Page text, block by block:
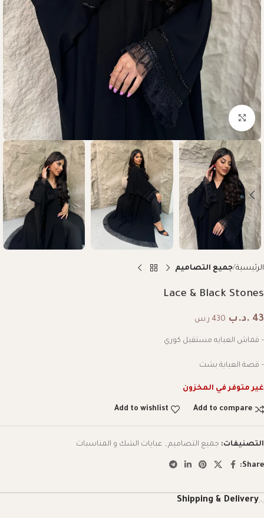
Click to enlarge
الرئيسية جميع التصاميم
Lace & Black Stones
43 .د.ب 430 ر.س
– قماش العبايه مستقبل كوري
– قصة العباية بشت
غير متوفر في المخزون
Add to compare
Add to wishlist
التصنيفات: جميع التصاميم , عبايات الشك و المناسبات
Share:
Shipping & Delivery